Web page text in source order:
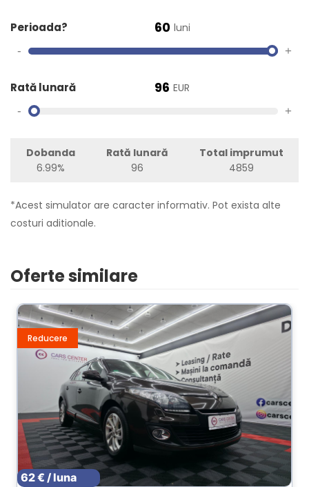
Perioada? 60 luni
- +
Rată lunară 96 EUR
- +
Dobanda
6.99%
Rată lunară
96
Total imprumut
4859
*Acest simulator are caracter informativ. Pot exista alte
costuri aditionale.
Oferte similare
Reducere
62 € / luna